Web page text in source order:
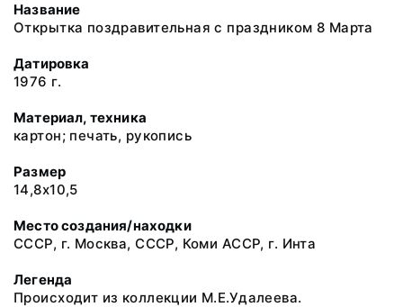
Название
Открытка поздравительная с праздником 8 Марта
Датировка
1976 г.
Материал, техника
картон; печать, рукопись
Размер
14,8х10,5
Место создания/находки
СССР, г. Москва, СССР, Коми АССР, г. Инта
Легенда
Происходит из коллекции М.Е.Удалеева.